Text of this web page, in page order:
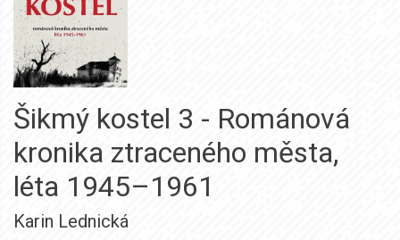
Šikmý kostel 3 - Románová
kronika ztraceného města,
léta 1945–1961
Karin Lednická